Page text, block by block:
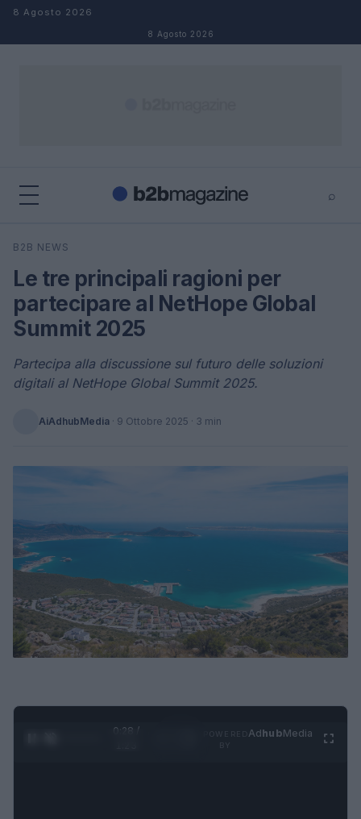
Salta al contenuto
8 Agosto 2026
8 Agosto 2026
⌕
Cerca
B2B NEWS
Le tre principali ragioni per
partecipare al NetHope Global
Summit 2025
Partecipa alla discussione sul futuro delle soluzioni
digitali al NetHope Global Summit 2025.
AiAdhubMedia · 9 Ottobre 2025 · 3 min
0:29 /
AdhubMedia